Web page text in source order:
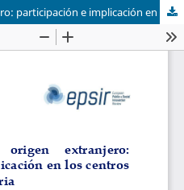
Las familias de origen extranjero: participación e implicación en los centros de Educación Primaria